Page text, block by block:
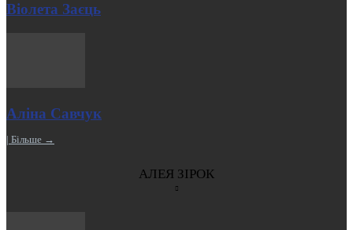
Віолета Заєць
Аліна Савчук
| Більше →
АЛЕЯ ЗІРОК